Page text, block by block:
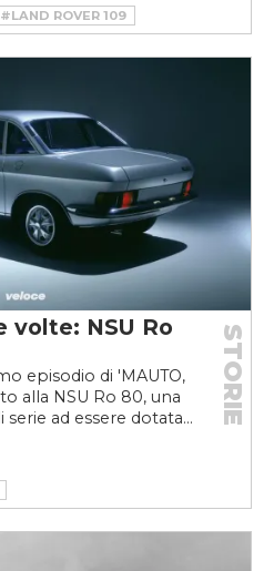
#LAND ROVER 109
volte: NSU Ro
episodio di 'MAUTO,
alla NSU Ro 80, una
ad essere dotata...
STORIE
#MOTORE WANKEL